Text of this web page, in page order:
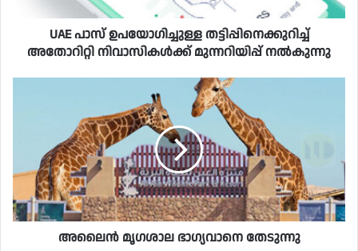
UAE പാസ് ഉപയോഗിച്ചുള്ള തട്ടിപ്പിനെക്കുറിച്ച്
അതോറിറ്റി നിവാസികൾക്ക് മുന്നറിയിപ്പ് നൽകുന്നു
അലൈൻ മൃഗശാല ഭാഗ്യവാനെ തേടുന്നു